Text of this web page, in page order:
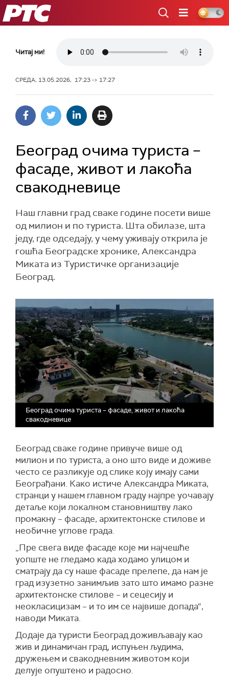
РТС
Читај ми!
СРЕДА, 13.05.2026, 17:23 -> 17:27
Београд очима туриста –
фасаде, живот и лакоћа
свакодневице
Наш главни град сваке године посети више
од милион и по туриста. Шта обилазе, шта
једу, где одседају, у чему уживају открила је
гошћа Београдске хронике, Александра
Миката из Туристичке организације
Београд.
Београд очима туриста – фасаде, живот и лакоћа
свакодневице
Београд сваке године привуче више од
милион и по туриста, а оно што виде и доживе
често се разликује од слике коју имају сами
Београђани. Како истиче Александра Миката,
странци у нашем главном граду најпре уочавају
детаље који локалном становништву лако
промакну – фасаде, архитектонске стилове и
необичне углове града.
„Пре свега виде фасаде које ми најчешће
уопште не гледамо када ходамо улицом и
сматрају да су наше фасаде прелепе, да нам је
град изузетно занимљив зато што имамо разне
архитектонске стилове – и сецесију и
неокласицизам – и то им се највише допада“,
наводи Миката.
Додаје да туристи Београд доживљавају као
жив и динамичан град, испуњен људима,
дружењем и свакодневним животом који
делује опуштено и радосно.